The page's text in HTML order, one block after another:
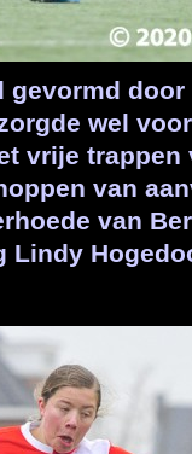
gevormd
wel
vrije trappen
van
van
Lindy